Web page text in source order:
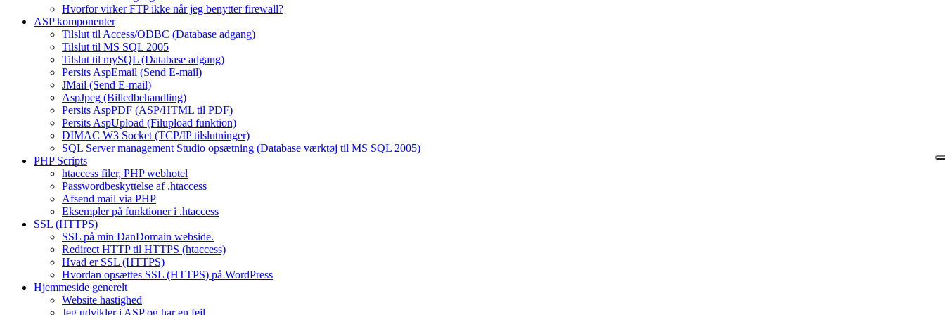
Hvorfor virker FTP ikke når jeg benytter firewall?
ASP komponenter
Tilslut til Access/ODBC (Database adgang)
Tilslut til MS SQL 2005
Tilslut til mySQL (Database adgang)
Persits AspEmail (Send E-mail)
JMail (Send E-mail)
AspJpeg (Billedbehandling)
Persits AspPDF (ASP/HTML til PDF)
Persits AspUpload (Filupload funktion)
DIMAC W3 Socket (TCP/IP tilslutninger)
SQL Server management Studio opsætning (Database værktøj til MS SQL 2005)
PHP Scripts
htaccess filer, PHP webhotel
Passwordbeskyttelse af .htaccess
Afsend mail via PHP
Eksempler på funktioner i .htaccess
SSL (HTTPS)
SSL på min DanDomain webside.
Redirect HTTP til HTTPS (htaccess)
Hvad er SSL (HTTPS)
Hvordan opsættes SSL (HTTPS) på WordPress
Hjemmeside generelt
Website hastighed